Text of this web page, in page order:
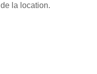
de la location.